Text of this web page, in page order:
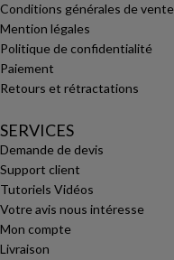
Conditions générales de vente
Mention légales
Politique de confidentialité
Paiement
Retours et rétractations
SERVICES
Demande de devis
Support client
Tutoriels Vidéos
Votre avis nous intéresse
Mon compte
Livraison